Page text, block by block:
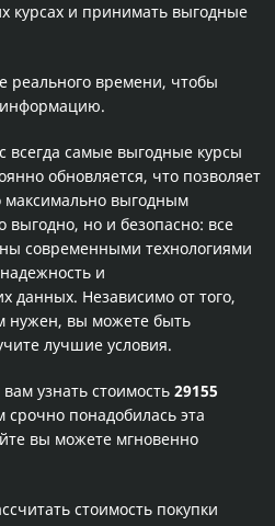
курсах и принимать выгодные
реального времени, чтобы
информацию.
всегда самые выгодные курсы
обновляется, что позволяет
максимально выгодным
выгодно, но и безопасно: все
современными технологиями
и
данных. Независимо от того,
нужен, вы можете быть
лучшие условия.
узнать стоимость 29155
срочно понадобилась эта
вы можете мгновенно
стоимость покупки